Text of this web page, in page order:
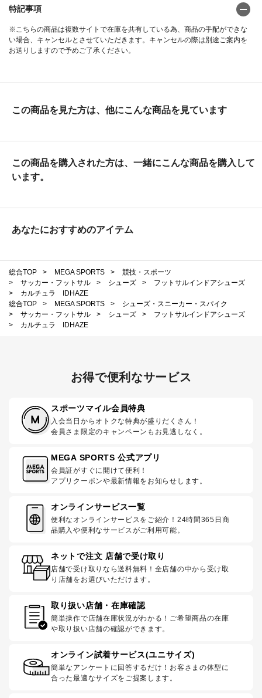
特記事項
※こちらの商品は複数サイトで在庫を共有している為、商品の手配ができな
い場合、キャンセルとさせていただきます。キャンセルの際は別途ご案内を
お送りしますので予めご了承ください。
この商品を見た方は、他にこんな商品を見ています
この商品を購入された方は、一緒にこんな商品を購入して
います。
あなたにおすすめのアイテム
総合TOP > MEGA SPORTS >
競技・スポーツ
>
サッカー・フットサル > シューズ >
フットサルインドアシューズ
>
カルチュラ IDHAZE
総合TOP
> MEGA SPORTS >
シューズ・スニーカー・スパイク
>
サッカー・フットサル > シューズ >
フットサルインドアシューズ
>
カルチュラ IDHAZE
お得で便利なサービス
スポーツマイル会員特典
入会当日からオトクな特典が盛りだくさん！
会員さま限定のキャンペーンもお見逃しなく。
MEGA SPORTS 公式アプリ
会員証がすぐに開けて便利！
アプリクーポンや最新情報をお知らせします。
オンラインサービス一覧
便利なオンラインサービスをご紹介！24時間365日商
品購入や便利なサービスがご利用可能。
ネットで注文 店舗で受け取り
店舗で受け取りなら送料無料！全店舗の中から受け取
り店舗をお選びいただけます。
取り扱い店舗・在庫確認
簡単操作で店舗在庫状況がわかる！ご希望商品の在庫
や取り扱い店舗の確認ができます。
オンライン試着サービス(ユニサイズ)
簡単なアンケートに回答するだけ！お客さまの体型に
合った最適なサイズをご提案します。